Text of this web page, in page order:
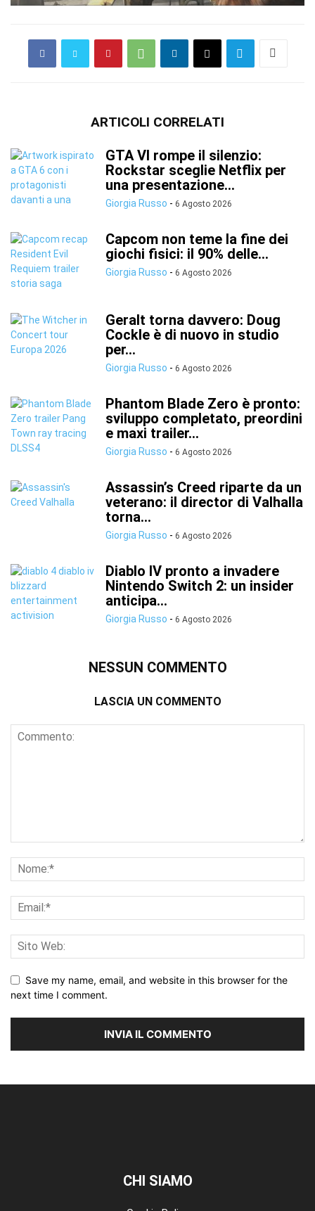
ARTICOLI CORRELATI
GTA VI rompe il silenzio:
Rockstar sceglie Netflix per
una presentazione...
Giorgia Russo - 6 Agosto 2026
Capcom non teme la fine dei
giochi fisici: il 90% delle...
Giorgia Russo - 6 Agosto 2026
Geralt torna davvero: Doug
Cockle è di nuovo in studio
per...
Giorgia Russo - 6 Agosto 2026
Phantom Blade Zero è pronto:
sviluppo completato, preordini
e maxi trailer...
Giorgia Russo - 6 Agosto 2026
Assassin’s Creed riparte da un
veterano: il director di Valhalla
torna...
Giorgia Russo - 6 Agosto 2026
Diablo IV pronto a invadere
Nintendo Switch 2: un insider
anticipa...
Giorgia Russo - 6 Agosto 2026
NESSUN COMMENTO
LASCIA UN COMMENTO
Save my name, email, and website in this browser for the
next time I comment.
CHI SIAMO